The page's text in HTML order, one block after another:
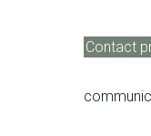
Contact